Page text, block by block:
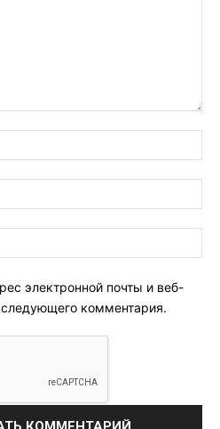
электронной почты и веб-
комментария.